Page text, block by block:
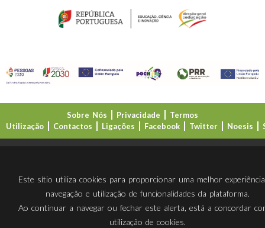
Sobre Nós Privacidade
Termos
Utilização
Contactos Ligações Facebook Twitter Noesis
Este sítio utiliza cookies para proporcionar uma melhor
navegação e utilização de funcionalidades da plataforma.
Ao continuar a navegar ou fechar este alerta, está a concordar
utilização de cookies.